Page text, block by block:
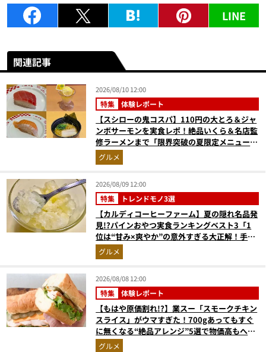
LINE
関連記事
2026/08/10 12:00
特集 体験レポート
【スシローの鬼コスパ】110円の大とろ＆ジャ
ンボサーモンを実食レポ！絶品いくら＆名店監
修ラーメンまで「限界突破の夏限定メニュー」
12品
グルメ
2026/08/09 12:00
特集 トレンドモノ3選
【カルディコーヒーファーム】夏の隠れ名品発
見!?パインおやつ実食ランキングベスト3「1
位は“甘み×爽やか”の意外すぎる大正解！手が
止まらない『かりんとう』」
グルメ
2026/08/08 12:00
特集 体験レポート
【もはや原価割れ!?】業スー「スモークチキン
スライス」がウマすぎた！700gあってもすぐ
に無くなる“絶品アレンジ”5選で物価高もへっ
ちゃら
グルメ